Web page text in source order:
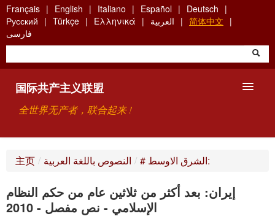
Skip
to
main
content
Français English Italiano Español
Deutsch
Русский
Türkçe Ελληνικά العربية
简体中文
فارسی
国际共产主义联盟
全世界无产者，联合起来 !
搜索
主页 / النصوص باللغة العربية / # الشرق الاوسط:
إيران: بعد أكثر من ثلاثين عام من حكم النظام
الإسلامي - نص مفصل - 2010